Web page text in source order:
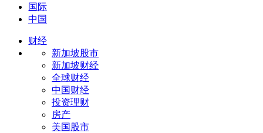
国际
中国
财经
新加坡股市
新加坡财经
全球财经
中国财经
投资理财
房产
美国股市